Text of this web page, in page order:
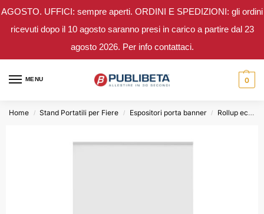
AGOSTO. UFFICI: sempre aperti. ORDINI E SPEDIZIONI: gli ordini
ricevuti dopo il 10 agosto saranno presi in carico a partire dal 23
agosto 2026. Per info contattaci.
MENU 0
Home / Stand Portatili per Fiere / Espositori porta banner / Rollup eco